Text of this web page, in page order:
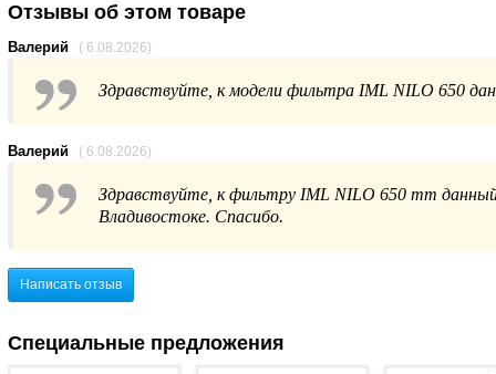
Отзывы об этом товаре
Валерий ( 6.08.2026)
Здравствуйте, к модели фильтра IML NILO 650
Валерий ( 6.08.2026)
Здравствуйте, к фильтру IML NILO 650 mm
Владивостоке. Спасибо.
Написать отзыв
Специальные предложения